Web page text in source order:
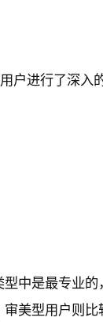
户进行了深入
中是最专业的
美型用户则